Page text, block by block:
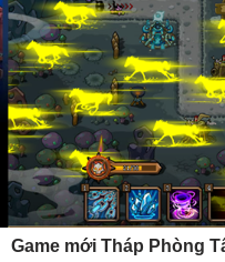
Game mới Tháp Phòng